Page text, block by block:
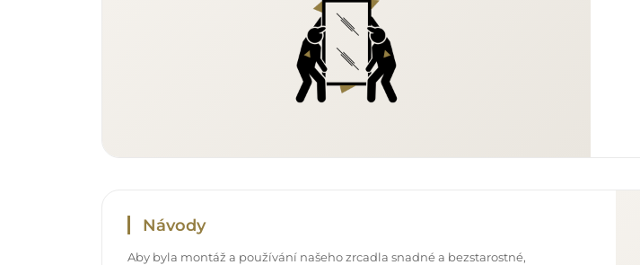
Návody
Aby byla montáž a používání našeho zrcadla snadné a bezstarostné,